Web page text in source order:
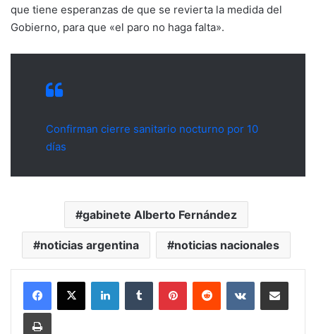
que tiene esperanzas de que se revierta la medida del
Gobierno, para que «el paro no haga falta».
Confirman cierre sanitario nocturno por 10
días
gabinete Alberto Fernández
noticias argentina noticias nacionales
LinkedInTumblr PinterestReddit VKontakteCompartir por mail
Imprimir